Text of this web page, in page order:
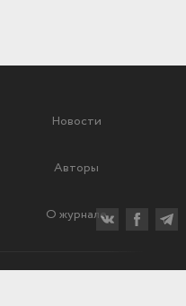
Новости
Авторы
О журнале